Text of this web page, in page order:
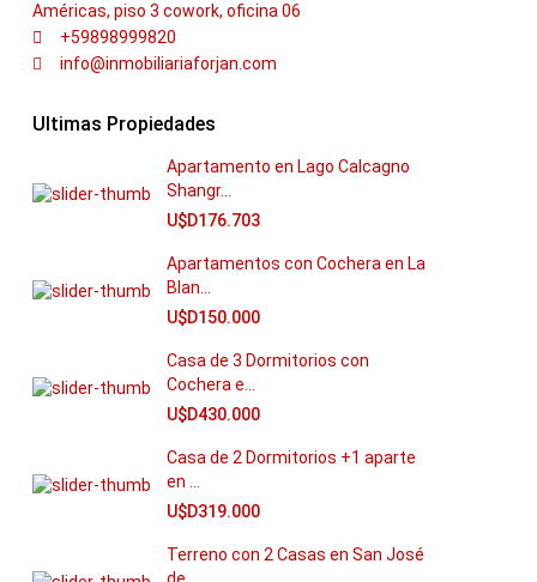
Américas, piso 3 cowork, oficina 06
+59898999820
info@inmobiliariaforjan.com
Ultimas Propiedades
Apartamento en Lago Calcagno
Shangr...
U$D176.703
Apartamentos con Cochera en La
Blan...
U$D150.000
Casa de 3 Dormitorios con
Cochera e...
U$D430.000
Casa de 2 Dormitorios +1 aparte
en ...
U$D319.000
Terreno con 2 Casas en San José